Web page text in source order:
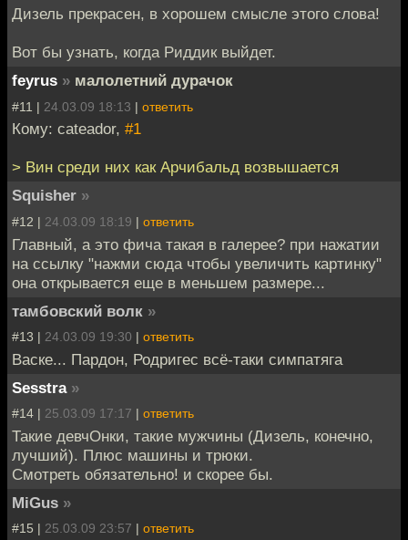
Дизель прекрасен, в хорошем смысле этого слова!
Вот бы узнать, когда Риддик выйдет.
feyrus » малолетний дурачок
#11 | 24.03.09 18:13 | ответить
Кому: cateador, #1
> Вин среди них как Арчибальд возвышается
Squisher »
#12 | 24.03.09 18:19 | ответить
Главный, а это фича такая в галерее? при нажатии
на ссылку "нажми сюда чтобы увеличить картинку"
она открывается еще в меньшем размере...
тамбовский волк »
#13 | 24.03.09 19:30 | ответить
Васке... Пардон, Родригес всё-таки симпатяга
Sesstra »
#14 | 25.03.09 17:17 | ответить
Такие девчОнки, такие мужчины (Дизель, конечно,
лучший). Плюс машины и трюки.
Смотреть обязательно! и скорее бы.
MiGus »
#15 | 25.03.09 23:57 | ответить